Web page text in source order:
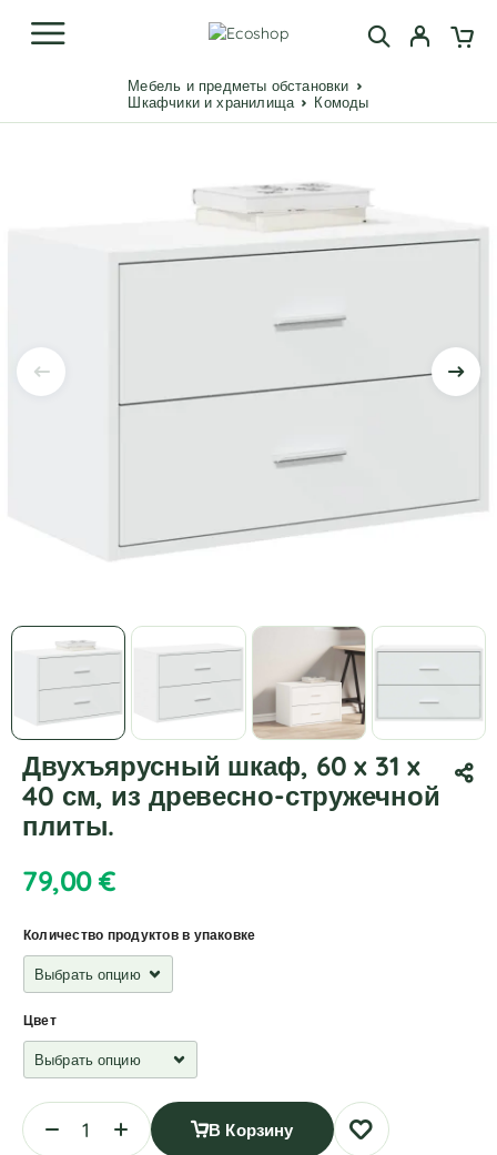
Мебель и предметы обстановки
Шкафчики и хранилища
Комоды
Двухъярусный шкаф, 60 x 31 x
40 см, из древесно-стружечной
плиты.
79,00€
Количество продуктов в упаковке
Цвет
В Корзину